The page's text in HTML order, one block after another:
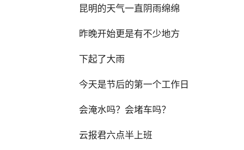
昆明的天气一直阴雨绵绵
昨晚开始更是有不少地方
下起了大雨
今天是节后的第一个工作日
会淹水吗？会堵车吗？
云报君六点半上班